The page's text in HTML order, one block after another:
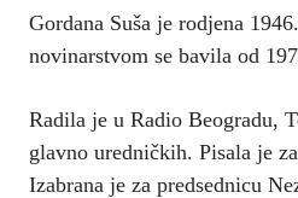
Gordana Suša je rodjena
novinarstvom se bavila od
Radila je u Radio Beogradu,
glavno uredničkih. Pisala je
Izabrana je za predsednicu